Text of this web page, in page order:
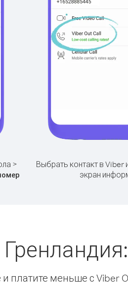
>
Выбрать контакт в Viber
экран
платите меньше с Viber